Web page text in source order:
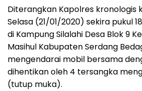
Diterangkan Kapolres kronologis
Selasa (21/01/2020) sekira pukul
di Kampung Silalahi Desa Blok 9
Masihul Kabupaten Serdang
mengendarai mobil bersama
dihentikan oleh 4 tersangka
(tutup muka).